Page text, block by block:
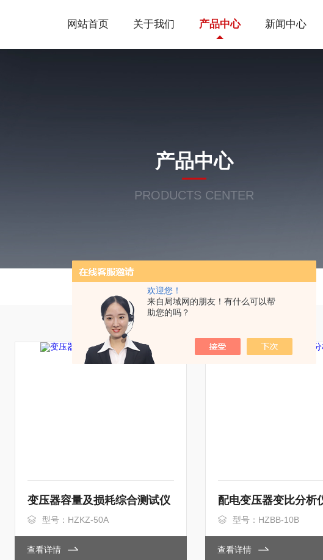
欢迎您！
来自局域网的朋友！有什么可以帮
助您的吗？
网站首页 关于我们 产品中心 新闻中心
产品中心
PRODUCTS CENTER
变压器容量及损耗综合测试仪
型号：HZKZ-50A
查看详情
配电变压器变比分析
型号：HZBB-10B
查看详情